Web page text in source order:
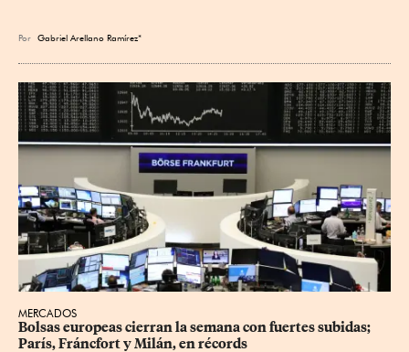
Por Gabriel Arellano Ramírez*
MERCADOS
Bolsas europeas cierran la semana con fuertes subidas;
París, Fráncfort y Milán, en récords